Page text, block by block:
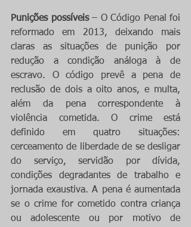
Punições possíveis – O Código Penal foi
reformado em 2013, deixando mais
claras as situações de punição por
redução a condição análoga à de
escravo. O código prevê a pena de
reclusão de dois a oito anos, e multa,
além da pena correspondente à
violência cometida. O crime está
definido em quatro situações:
cerceamento de liberdade de se desligar
do serviço, servidão por dívida,
condições degradantes de trabalho e
jornada exaustiva. A pena é aumentada
se o crime for cometido contra criança
ou adolescente ou por motivo de